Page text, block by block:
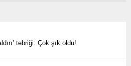
tebriği: Çok şık oldu!